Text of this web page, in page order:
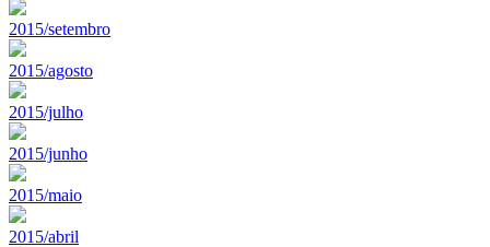
2015/setembro
2015/agosto
2015/julho
2015/junho
2015/maio
2015/abril